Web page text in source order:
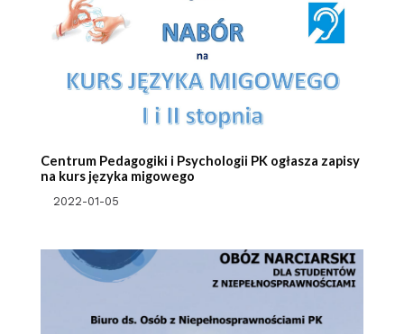
Centrum Pedagogiki i Psychologii PK ogłasza zapisy
na kurs języka migowego
2022-01-05